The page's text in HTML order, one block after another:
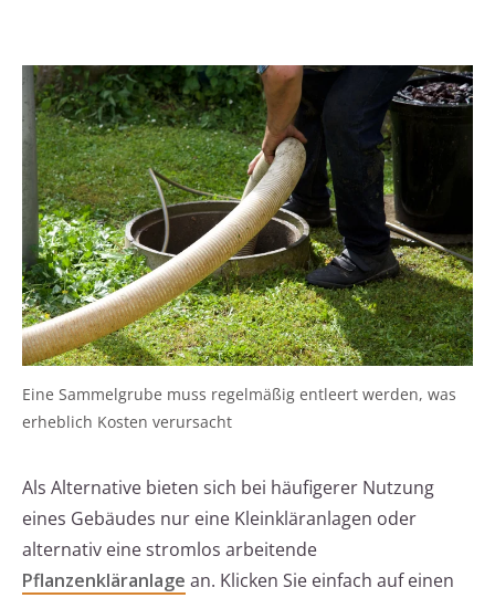
Eine Sammelgrube muss regelmäßig entleert werden, was
erheblich Kosten verursacht
Als Alternative bieten sich bei häufigerer Nutzung
eines Gebäudes nur eine Kleinkläranlagen oder
alternativ eine stromlos arbeitende
Pflanzenkläranlage an. Klicken Sie einfach auf einen